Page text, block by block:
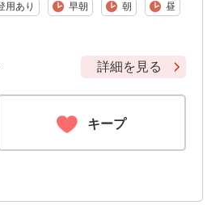
用あり 早朝 朝 昼
詳細を見る
キープ